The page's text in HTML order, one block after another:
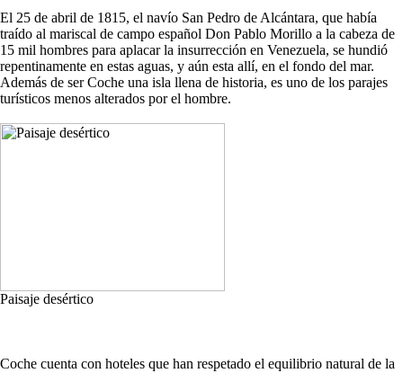
El 25 de abril de 1815, el navío San Pedro de Alcántara, que había
traído al mariscal de campo español Don Pablo Morillo a la cabeza de
15 mil hombres para aplacar la insurrección en Venezuela, se hundió
repentinamente en estas aguas, y aún esta allí, en el fondo del mar.
Además de ser Coche una isla llena de historia, es uno de los parajes
turísticos menos alterados por el hombre.
Paisaje desértico
Coche cuenta con hoteles que han respetado el equilibrio natural de la